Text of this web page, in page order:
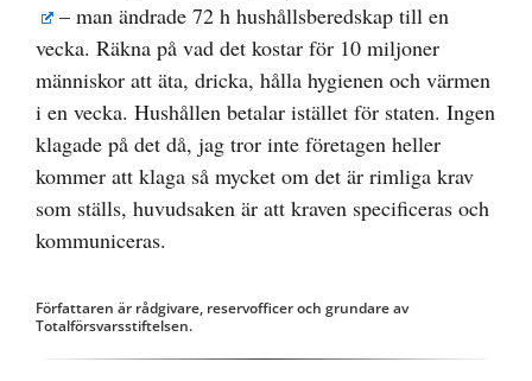
– man ändrade 72 h hushållsberedskap till en
vecka. Räkna på vad det kostar för 10 miljoner
människor att äta, dricka, hålla hygienen och värmen
i en vecka. Hushållen betalar istället för staten. Ingen
klagade på det då, jag tror inte företagen heller
kommer att klaga så mycket om det är rimliga krav
som ställs, huvudsaken är att kraven specificeras och
kommuniceras.
Författaren är rådgivare, reservofficer och grundare av
Totalförsvarsstiftelsen.